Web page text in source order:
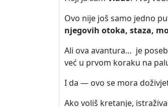
Ovo nije još samo jedno
njegovih otoka, staza,
Ali ova avantura… je
već u prvom koraku na
I da — ovo se mora
Ako voliš kretanje,